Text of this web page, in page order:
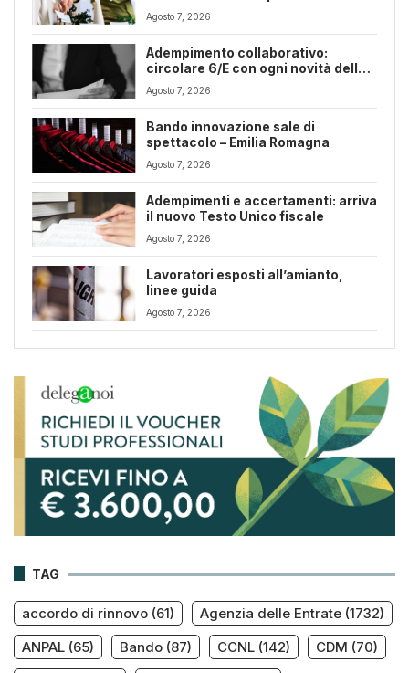
Romagna
Agosto 7, 2026
Adempimento collaborativo:
circolare 6/E con ogni novità della
riforma fiscale
Agosto 7, 2026
Bando innovazione sale di
spettacolo – Emilia Romagna
Agosto 7, 2026
Adempimenti e accertamenti: arriva
il nuovo Testo Unico fiscale
Agosto 7, 2026
Lavoratori esposti all’amianto,
linee guida
Agosto 7, 2026
TAG
accordo di rinnovo (61) Agenzia delle Entrate (1732)
ANPAL (65) Bando (87) CCNL (142) CDM (70)